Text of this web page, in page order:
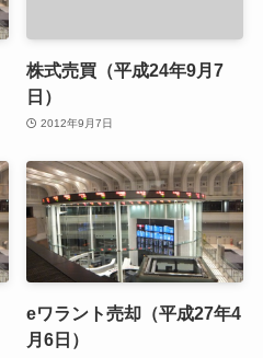
株式売買（平成24年9月7
日）
2012年9月7日
eワラント売却（平成27年4
月6日）